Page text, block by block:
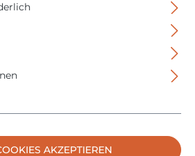
Regulärer
36,95 €
AKZEPTIEREN